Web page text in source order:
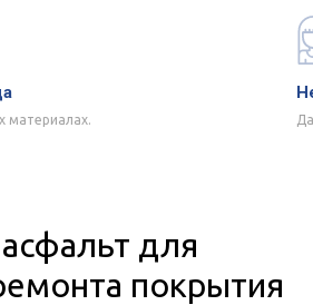
материалах.
для
покрытия